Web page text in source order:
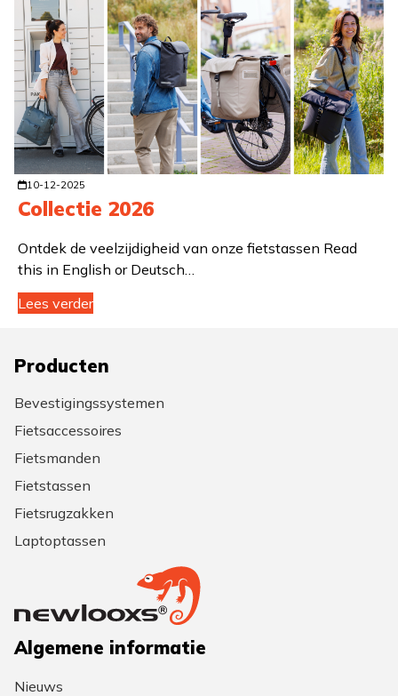
10-12-2025
Collectie 2026
Ontdek de veelzijdigheid van onze fietstassen Read
this in English or Deutsch…
Lees verder
Producten
Bevestigingssystemen
Fietsaccessoires
Fietsmanden
Fietstassen
Fietsrugzakken
Laptoptassen
Algemene informatie
Nieuws